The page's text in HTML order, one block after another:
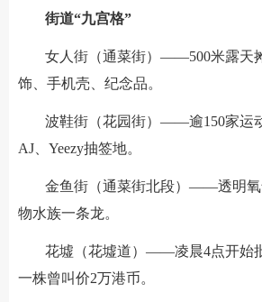
街道“九宫格”
女人街（通菜街）——500米露天
饰、手机壳、纪念品。
波鞋街（花园街）——逾150家运
AJ、Yeezy抽签地。
金鱼街（通菜街北段）——透明氧
物水族一条龙。
花墟（花墟道）——凌晨4点开始
一株曾叫价2万港币。